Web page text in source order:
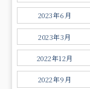
2023年6月
2023年3月
2022年12月
2022年9月